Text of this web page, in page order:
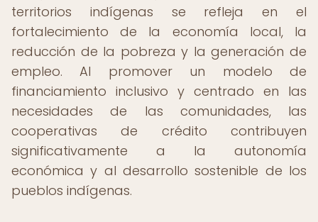
territorios indígenas se refleja en el
fortalecimiento de la economía local, la
reducción de la pobreza y la generación de
empleo. Al promover un modelo de
financiamiento inclusivo y centrado en las
necesidades de las comunidades, las
cooperativas de crédito contribuyen
significativamente a la autonomía
económica y al desarrollo sostenible de los
pueblos indígenas.